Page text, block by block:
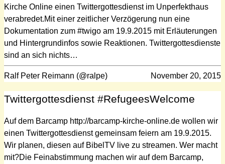
Kirche Online einen Twittergottesdienst im Unperfekthaus
verabredet.Mit einer zeitlicher Verzögerung nun eine
Dokumentation zum #twigo am 19.9.2015 mit Erläuterungen
und Hintergrundinfos sowie Reaktionen. Twittergottesdienste
sind an sich nichts…
Ralf Peter Reimann (@ralpe) November 20, 2015
Twittergottesdienst #RefugeesWelcome
Auf dem Barcamp http://barcamp-kirche-online.de wollen wir
einen Twittergottesdienst gemeinsam feiern am 19.9.2015.
Wir planen, diesen auf BibelTV live zu streamen. Wer macht
mit?Die Feinabstimmung machen wir auf dem Barcamp,